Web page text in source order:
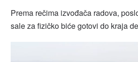
Prema rečima izvođača radova,
sale za fizičko biće gotovi do kraja